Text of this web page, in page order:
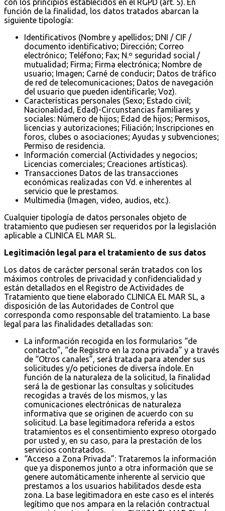
con los principios establecidos en el RGPD (art. 5). En
función de la finalidad, los datos tratados abarcan la
siguiente tipología:
Identificativos (Nombre y apellidos; DNI / CIF /
documento identificativo; Dirección; Correo
electrónico; Teléfono; Fax; N.º seguridad social /
mutualidad; Firma; Firma electrónica; Nombre de
usuario; Imagen; Carné de conducir; Datos de tráfico
de red de telecomunicaciones; Datos de navegación
del usuario que pueden identificarle; Voz).
Características personales (Sexo; Estado civil;
Nacionalidad, Edad)-Circunstancias familiares y
sociales: Número de hijos; Edad de hijos; Permisos,
licencias y autorizaciones; Filiación; Inscripciones en
foros, clubes o asociaciones; Ayudas y subvenciones;
Permiso de residencia.
Información comercial (Actividades y negocios;
Licencias comerciales; Creaciones artísticas).
Transacciones Datos de las transacciones
económicas realizadas con Vd. e inherentes al
servicio que le prestamos.
Multimedia (Imagen, video, audios, etc.).
Cualquier tipología de datos personales objeto de
tratamiento que pudiesen ser requeridos por la legislación
aplicable a CLINICA EL MAR SL.
Legitimación legal para el tratamiento de sus datos
Los datos de carácter personal serán tratados con los
máximos controles de privacidad y confidencialidad y
están detallados en el Registro de Actividades de
Tratamiento que tiene elaborado CLINICA EL MAR SL, a
disposición de las Autoridades de Control que
corresponda como responsable del tratamiento. La base
legal para las finalidades detalladas son:
La información recogida en los formularios “de
contacto”, “de Registro en la zona privada” y a través
de “Otros canales”, será tratada para atender sus
solicitudes y/o peticiones de diversa índole. En
función de la naturaleza de la solicitud, la finalidad
será la de gestionar las consultas y solicitudes
recogidas a través de los mismos, y las
comunicaciones electrónicas de naturaleza
informativa que se originen de acuerdo con su
solicitud. La base legitimadora referida a estos
tratamientos es el consentimiento expreso otorgado
por usted y, en su caso, para la prestación de los
servicios contratados.
“Acceso a Zona Privada”: Trataremos la información
que ya disponemos junto a otra información que se
genere automáticamente inherente al servicio que
prestamos a los usuarios habilitados desde esta
zona. La base legitimadora en este caso es el interés
legítimo que nos ampara en la relación contractual